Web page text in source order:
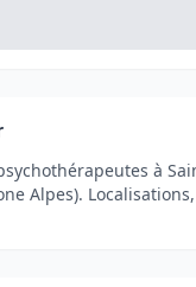
à
Alpes).